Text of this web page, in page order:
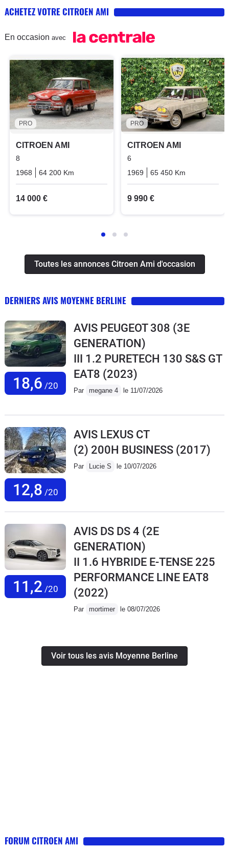
ACHETEZ VOTRE CITROEN AMI
En occasion avec
PRO
CITROEN AMI
8
1968
64 200 Km Essence
14 000 €
PRO
CITROEN AMI
6
1969
65 450 Km
9 990 €
Toutes les annonces Citroen Ami d'occasion
DERNIERS AVIS MOYENNE BERLINE
18,6 /20
AVIS PEUGEOT 308 (3E
GENERATION)
III 1.2 PURETECH 130 S&S GT
EAT8 (2023)
Par megane 4 le 11/07/2026
12,8 /20
AVIS LEXUS CT
(2) 200H BUSINESS (2017)
Par Lucie S le 10/07/2026
11,2 /20
AVIS DS DS 4 (2E
GENERATION)
II 1.6 HYBRIDE E-TENSE 225
PERFORMANCE LINE EAT8
(2022)
Par mortimer le 08/07/2026
Voir tous les avis Moyenne Berline
FORUM CITROEN AMI